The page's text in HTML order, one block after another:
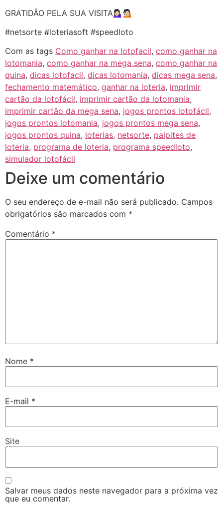
GRATIDÃO PELA SUA VISITA💁🏻‍♀️💁🏻
#netsorte #loteriasoft #speedloto
Com as tags Como ganhar na lotofacil, como ganhar na
lotomania, como ganhar na mega sena, como ganhar na
quina, dicas lotofacil, dicas lotomania, dicas mega sena,
fechamento matemático, ganhar na loteria, imprimir
cartão da lotofácil, imprimir cartão da lotomania,
imprimir cartão da mega sena, jogos prontos lotofácil,
jogos prontos lotomania, jogos prontos mega sena,
jogos prontos quina, loterias, netsorte, palpites de
loteria, programa de loteria, programa speedloto,
simulador lotofácil
Deixe um comentário
O seu endereço de e-mail não será publicado. Campos
obrigatórios são marcados com *
Comentário *
Nome *
E-mail *
Site
Salvar meus dados neste navegador para a próxima vez
que eu comentar.